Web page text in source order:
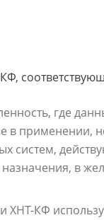
где
применении,
систем,
в
КФ